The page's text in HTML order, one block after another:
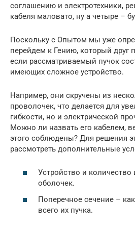
соглашению и электротехники,
кабеля маловато, ну а четыре –
Поскольку с Опытом мы уже
перейдем к Гению, который друг
если рассматриваемый пучок
имеющих сложное устройство.
Например, они скручены из
проволочек, что делается для
гибкости, но и электрической
Можно ли назвать его кабелем,
этого соблюдены? Для решения
рассмотреть дополнительные
Устройство и
оболочек.
Поперечное сечение –
всего их пучка.